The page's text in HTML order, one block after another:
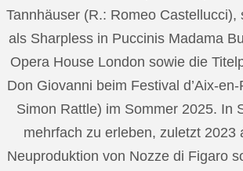
Tannhäuser (R.: Romeo Castellucci),
als Sharpless in Puccinis Madama
Opera House London sowie die
Don Giovanni beim Festival d’Aix-
Simon Rattle) im Sommer 2025. In
mehrfach zu erleben, zuletzt 2023
Neuproduktion von Nozze di Figaro